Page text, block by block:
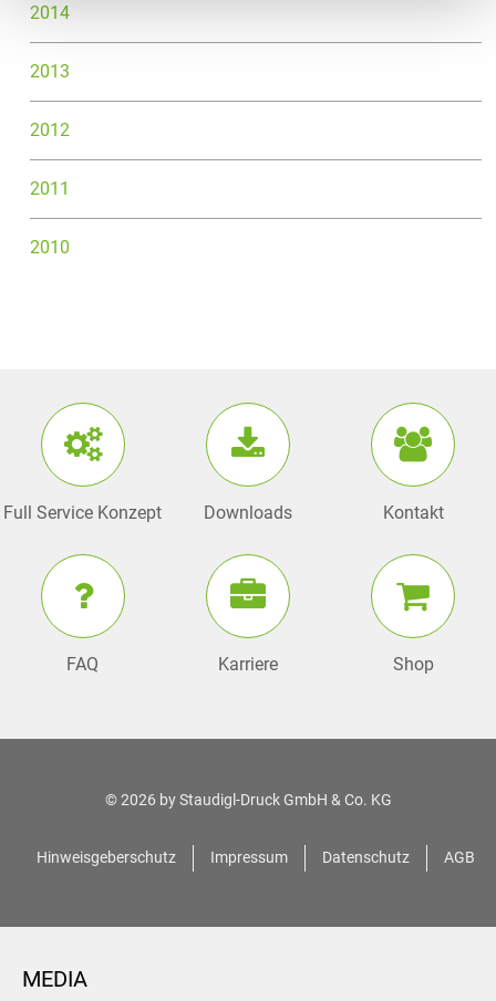
2014
2013
2012
2011
2010
Full Service Konzept Downloads Kontakt
FAQ Karriere Shop
© 2026 byStaudigl-Druck GmbH & Co. KG
Hinweisgeberschutz Impressum Datenschutz AGB
MEDIA